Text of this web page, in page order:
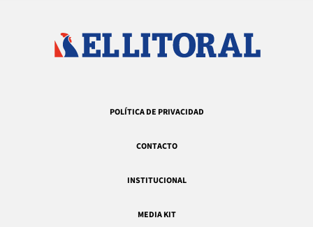
POLÍTICA DE PRIVACIDAD
CONTACTO
INSTITUCIONAL
MEDIA KIT